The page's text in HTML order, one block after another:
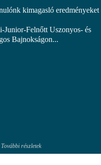
kimagasló eredményeket
Felnőtt Uszonyos- és
Bajnokságon...
További részletek